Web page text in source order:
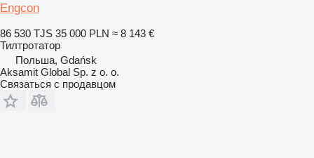
Engcon
86 530 TJS 35 000 PLN ≈ 8 143 €
Тилтротатор
Польша, Gdańsk
Aksamit Global Sp. z o. o.
Связаться с продавцом